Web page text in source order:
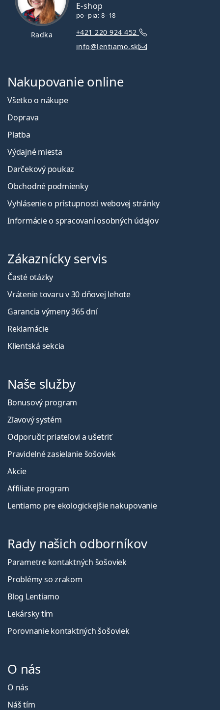
Radka
E-shop
po–pia: 8–18
+421 220 924 452
info@lentiamo.sk
Nakupovanie online
Všetko o nákupe
Doprava
Platba
Výdajné miesta
Darčekový poukaz
Obchodné podmienky
Vyhlásenie o prístupnosti webovej stránky
Informácie o spracovaní osobných údajov
Zákaznícky servis
Časté otázky
Vrátenie tovaru v 30 dňovej lehote
Garancia výmeny 365 dní
Reklamácie
Klientská sekcia
Naše služby
Bonusový program
Zľavový systém
Odporučiť priateľovi a ušetriť
Pravidelné zasielanie šošoviek
Akcie
Affiliate program
Lentiamo pre ekologickejšie nakupovanie
Rady našich odborníkov
Parametre kontaktných šošoviek
Problémy so zrakom
Blog Lentiamo
Lekársky tím
Porovnanie kontaktných šošoviek
O nás
O nás
Náš tím